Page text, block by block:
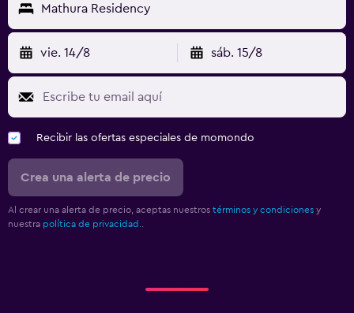
Mathura Residency
vie. 14/8 sáb. 15/8
Recibir las ofertas especiales de momondo
Crea una alerta de precio
Al crear una alerta de precio, aceptas nuestros términos y condiciones y
nuestra política de privacidad.